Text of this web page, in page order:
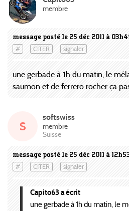
message posté le 25 déc 2011 à
# CITER signaler
membre
une gerbade à 1h du matin, le
saumon et de ferrero rocher ça
message posté le 25 déc 2011 à
# CITER signaler
S
softswiss
membre
Suisse
Capito63 a écrit
une gerbade à 1h du matin, le